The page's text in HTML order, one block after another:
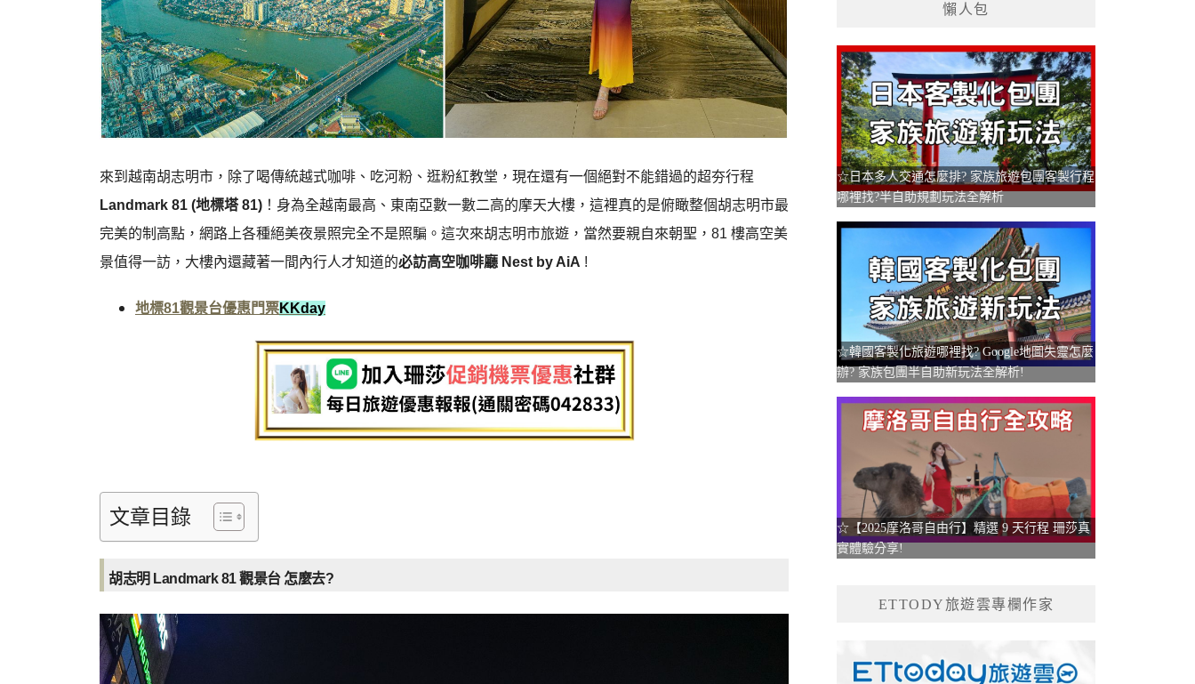
來到越南胡志明市，除了喝傳統越式咖啡、吃河粉、逛粉紅教堂，現在還有一個絕對不能錯過的超夯行程
Landmark 81 (地標塔 81) ！身為全越南最高、東南亞數一數二高的摩天大樓，這裡真的是俯瞰整個胡志明市最
完美的制高點，網路上各種絕美夜景照完全不是照騙。這次來胡志明市旅遊，當然要親自來朝聖，81 樓高空美
景值得一訪，大樓內還藏著一間內行人才知道的必訪高空咖啡廳 Nest by AiA !
地標81觀景台優惠門票KKday
文章目錄
胡志明 Landmark 81 觀景台 怎麼去?
懶人包
☆日本多人交通怎麼排? 家族旅遊包團客製行程
哪裡找?半自助規劃玩法全解析
☆韓國客製化旅遊哪裡找? Google地圖失靈怎麼
辦? 家族包團半自助新玩法全解析!
☆【2025摩洛哥自由行】精選 9 天行程 珊莎真
實體驗分享!
ETTODY旅遊雲專欄作家